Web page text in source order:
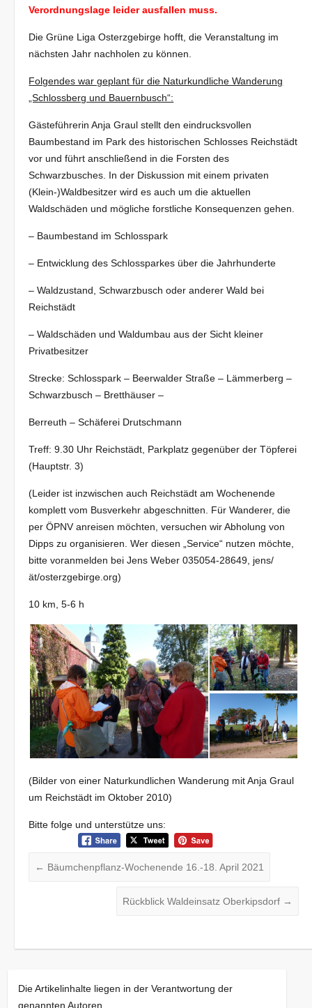
Verordnungslage leider ausfallen muss.
Die Grüne Liga Osterzgebirge hofft, die Veranstaltung im
nächsten Jahr nachholen zu können.
Folgendes war geplant für die Naturkundliche Wanderung
„Schlossberg und Bauernbusch“:
Gästeführerin Anja Graul stellt den eindrucksvollen
Baumbestand im Park des historischen Schlosses Reichstädt
vor und führt anschließend in die Forsten des
Schwarzbusches. In der Diskussion mit einem privaten
(Klein-)Waldbesitzer wird es auch um die aktuellen
Waldschäden und mögliche forstliche Konsequenzen gehen.
– Baumbestand im Schlosspark
– Entwicklung des Schlossparkes über die Jahrhunderte
– Waldzustand, Schwarzbusch oder anderer Wald bei
Reichstädt
– Waldschäden und Waldumbau aus der Sicht kleiner
Privatbesitzer
Strecke: Schlosspark – Beerwalder Straße – Lämmerberg –
Schwarzbusch – Bretthäuser –
Berreuth – Schäferei Drutschmann
Treff: 9.30 Uhr Reichstädt, Parkplatz gegenüber der Töpferei
(Hauptstr. 3)
(Leider ist inzwischen auch Reichstädt am Wochenende
komplett vom Busverkehr abgeschnitten. Für Wanderer, die
per ÖPNV anreisen möchten, versuchen wir Abholung von
Dipps zu organisieren. Wer diesen „Service“ nutzen möchte,
bitte voranmelden bei Jens Weber 035054-28649, jens/
ät/osterzgebirge.org)
10 km, 5-6 h
(Bilder von einer Naturkundlichen Wanderung mit Anja Graul
um Reichstädt im Oktober 2010)
Bitte folge und unterstütze uns:
← Bäumchenpflanz-Wochenende 16.-18. April 2021
Rückblick Waldeinsatz Oberkipsdorf →
Die Artikelinhalte liegen in der Verantwortung der
genannten Autoren.